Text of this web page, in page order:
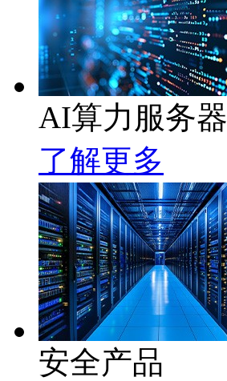
AI算力服务器
了解更多
安全产品